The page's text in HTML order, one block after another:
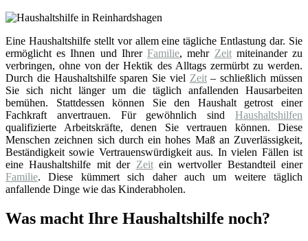
Eine Haushaltshilfe stellt vor allem eine tägliche Entlastung dar. Sie
ermöglicht es Ihnen und IhrerFamilie, mehr Zeitmiteinander zu
verbringen, ohne von der Hektik des Alltags zermürbt zu werden.
Durch die Haushaltshilfe sparen Sie viel Zeit– schließlich müssen
Sie sich nicht länger um die täglich anfallenden Hausarbeiten
bemühen. Stattdessen können Sie den Haushalt getrost einer
Fachkraft anvertrauen. Für gewöhnlich sind Haushaltshilfen
qualifizierte Arbeitskräfte, denen Sie vertrauen können. Diese
Menschen zeichnen sich durch ein hohes Maß an Zuverlässigkeit,
Beständigkeit sowie Vertrauenswürdigkeit aus. In vielen Fällen ist
eine Haushaltshilfe mit der Zeitein wertvoller Bestandteil einer
Familie. Diese kümmert sich daher auch um weitere täglich
anfallende Dinge wie das Kinderabholen.
Was macht Ihre Haushaltshilfe noch?